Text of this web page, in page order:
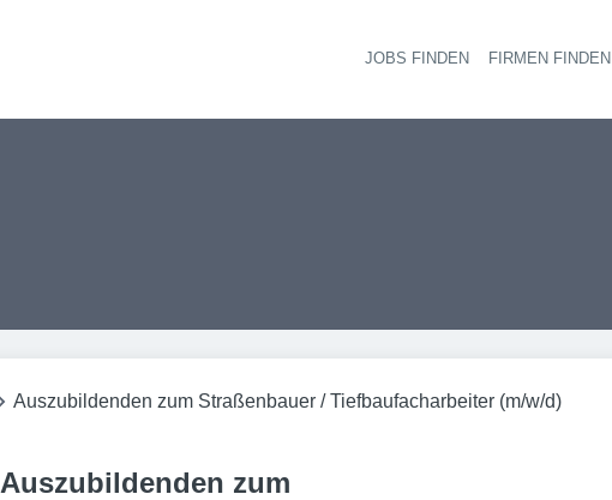
JOBS FINDEN FIRMEN FINDEN
Auszubildenden zum Straßenbauer / Tiefbaufacharbeiter (m/w/d)
Auszubildenden zum